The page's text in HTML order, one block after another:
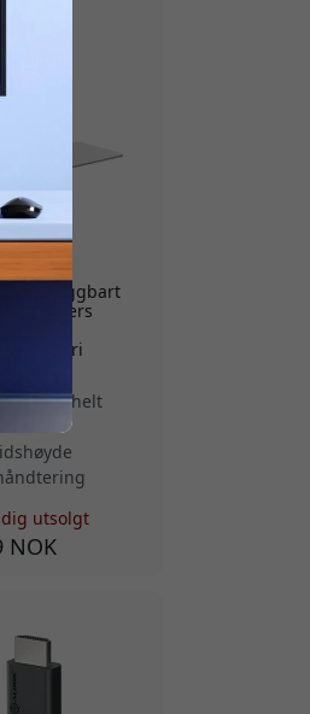
tommers
skruefri
eller helt
utsolgt
NOK